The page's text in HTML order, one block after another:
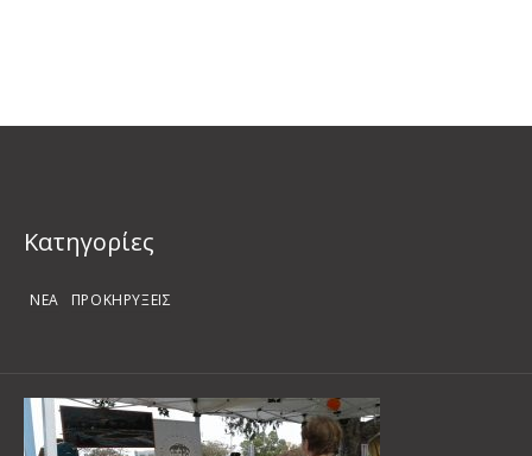
Kατηγορίες
ΝΕΑ ΠΡΟΚΗΡΥΞΕΙΣ